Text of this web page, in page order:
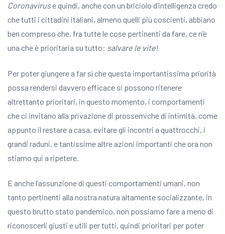
Coronaviruse quindi, anche con un briciolo d’intelligenza credo
che tutti i cittadini italiani, almeno quelli più coscienti, abbiano
ben compreso che, fra tutte le cose pertinenti da fare, ce n’è
una che è prioritaria su tutto: salvare le vite!
Per poter giungere a far sì che questa importantissima priorità
possa rendersi davvero efficace si possono ritenere
altrettanto prioritari, in questo momento, i comportamenti
che ci invitano alla privazione di prossemiche di intimità, come
appunto il restare a casa, evitare gli incontri a quattrocchi, i
grandi raduni, e tantissime altre azioni importanti che ora non
stiamo qui a ripetere.
E anche l’assunzione di questi comportamenti umani, non
tanto pertinenti alla nostra natura altamente socializzante, in
questo brutto stato pandemico, non possiamo fare a meno di
riconoscerli giusti e utili per tutti, quindi prioritari per poter